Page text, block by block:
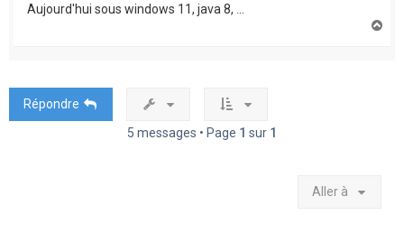
Aujourd'hui sous windows 11, java 8, ...
Répondre
5 messages • Page 1 sur 1
Aller à